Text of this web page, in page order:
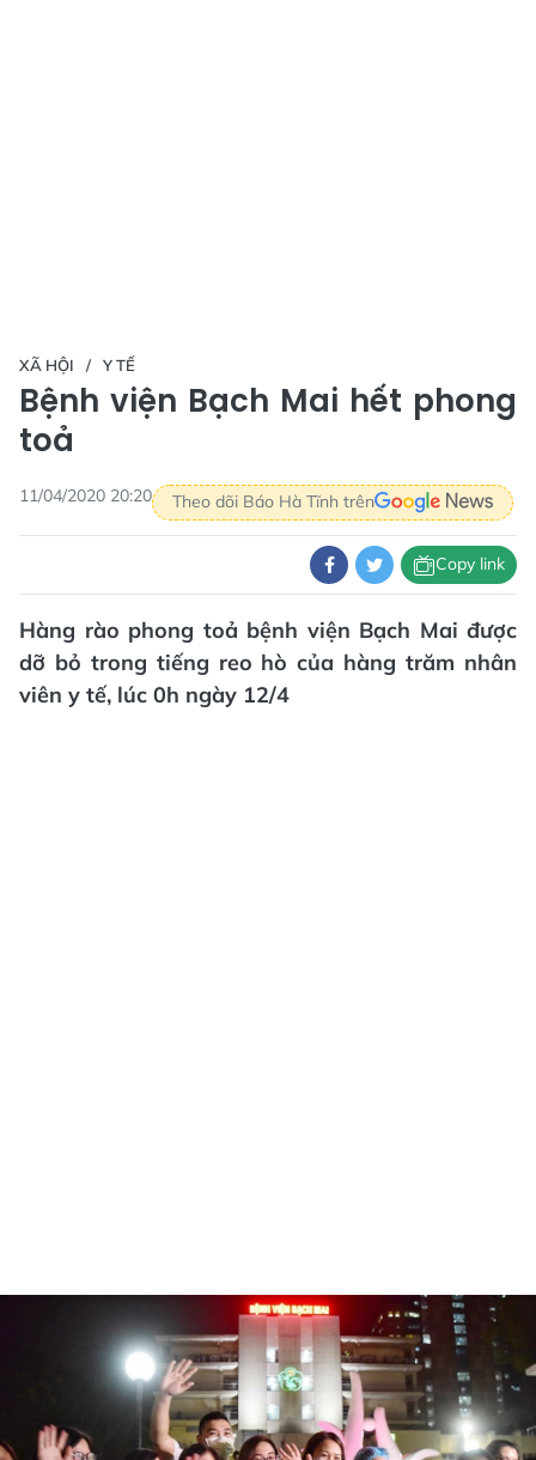
XÃ HỘI Y TẾ
Bệnh viện Bạch Mai hết phong
toả
11/04/2020 20:20 Theo dõi Báo Hà Tĩnh trên
Copy link
Hàng rào phong toả bệnh viện Bạch Mai được
dỡ bỏ trong tiếng reo hò của hàng trăm nhân
viên y tế, lúc 0h ngày 12/4